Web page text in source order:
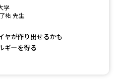
学
祐 先生
ヤが作り出せるかも
ギーを得る